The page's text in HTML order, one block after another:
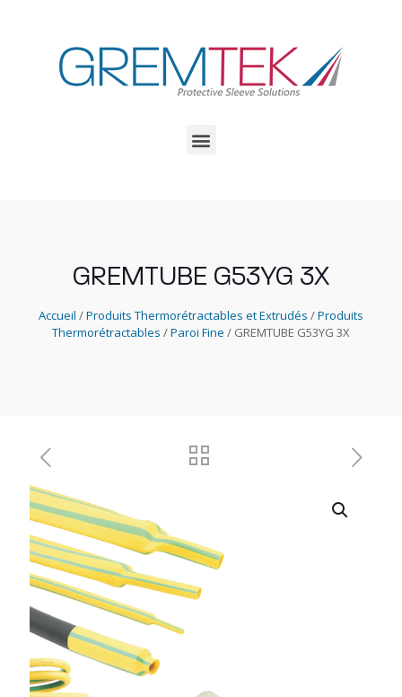
GREMTUBE G53YG 3X
Accueil /Produits Thermorétractables et Extrudés /Produits
Thermorétractables /Paroi Fine / GREMTUBE G53YG 3X